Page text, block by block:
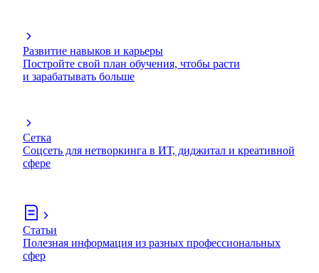
Развитие навыков и карьеры
Постройте свой план обучения, чтобы расти
и зарабатывать больше
Сетка
Соцсеть для нетворкинга в ИТ, диджитал и креативной
сфере
Статьи
Полезная информация из разных профессиональных
сфер